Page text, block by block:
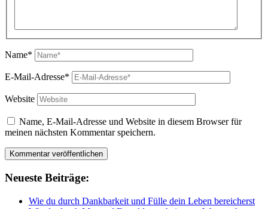
Name*
E-Mail-Adresse*
Website
Name, E-Mail-Adresse und Website in diesem Browser für
meinen nächsten Kommentar speichern.
Neueste Beiträge:
Wie du durch Dankbarkeit und Fülle dein Leben bereicherst